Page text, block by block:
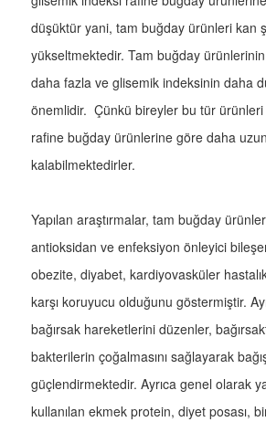
düşüktür yani, tam buğday ürünleri kan
yükseltmektedir. Tam buğday
daha fazla ve glisemik indeksinin daha
önemlidir. Çünkü bireyler bu tür
rafine buğday ürünlerine göre daha
kalabilmektedirler.
Yapılan araştırmalar, tam buğday
antioksidan ve enfeksiyon önleyici
obezite, diyabet, kardiyovasküler
karşı koruyucu olduğunu göstermiştir.
bağırsak hareketlerini düzenler,
bakterilerin çoğalmasını sağlayarak
güçlendirmektedir. Ayrıca genel olarak
kullanılan ekmek protein, diyet posası,